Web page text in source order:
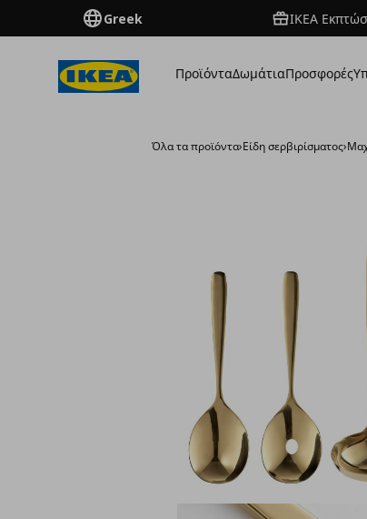
Greek ΙΚΕΑ
ΠροϊόνταΔωμάτιαΠροσφορές
Όλα τα προϊόντα›Είδη σερβιρίσματος›